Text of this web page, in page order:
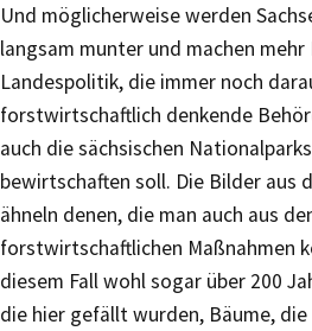
Und möglicherweise werden
langsam munter und machen mehr
Landespolitik, die immer noch
forstwirtschaftlich denkende
auch die sächsischen
bewirtschaften soll. Die Bilder aus
ähneln denen, die man auch aus
forstwirtschaftlichen Maßnahmen
diesem Fall wohl sogar über 200
die hier gefällt wurden, Bäume, die